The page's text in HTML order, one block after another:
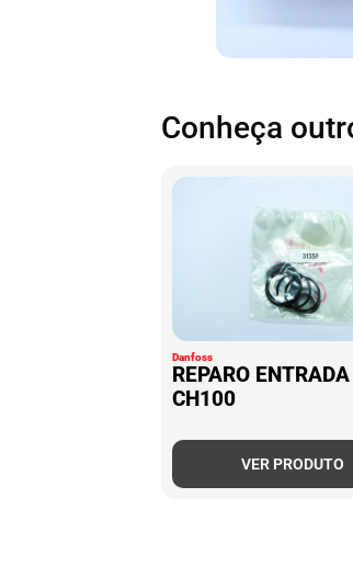
Conheça
Danfoss
REPARO ENTRADA
CH100
VER PRODUTO